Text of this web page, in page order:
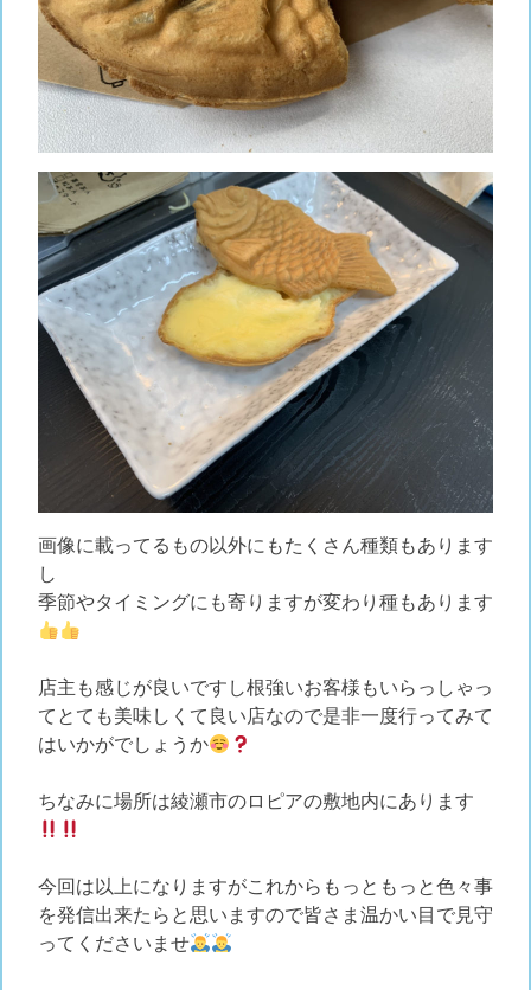
画像に載ってるもの以外にもたくさん種類もあります
し
季節やタイミングにも寄りますが変わり種もあります
店主も感じが良いですし根強いお客様もいらっしゃっ
てとても美味しくて良い店なので是非一度行ってみて
はいかがでしょうか
ちなみに場所は綾瀬市のロピアの敷地内にあります
今回は以上になりますがこれからもっともっと色々事
を発信出来たらと思いますので皆さま温かい目で見守
ってくださいませ